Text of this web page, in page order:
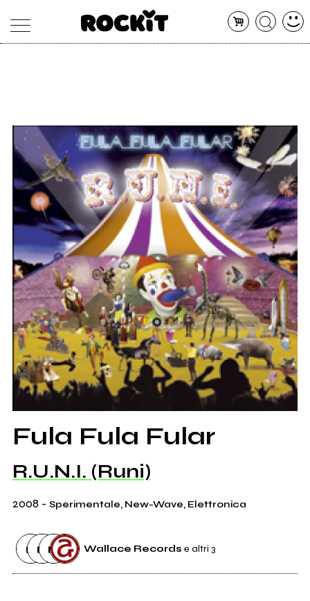
ARTISTI
CONCERTI
SHOP
RADIO
Fula Fula Fular
R.U.N.I. (Runi)
2008 - Sperimentale, New-Wave, Elettronica
Wallace Records e altri 3